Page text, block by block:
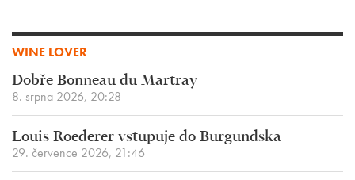
WINE LOVER
Dobře Bonneau du Martray
8. srpna 2026, 20:28
Louis Roederer vstupuje do Burgundska
29. července 2026, 21:46